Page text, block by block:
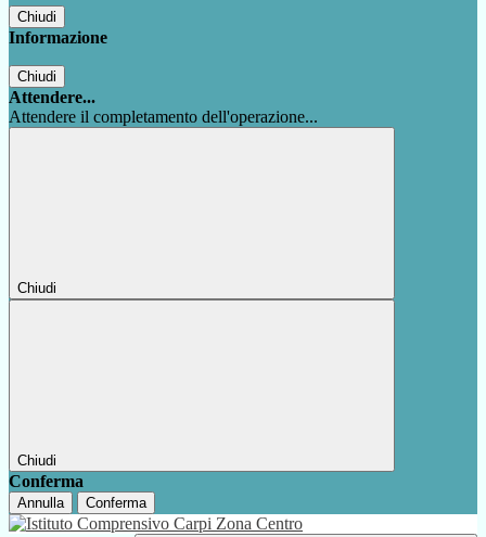
Chiudi
Informazione
Chiudi
Attendere...
Attendere il completamento dell'operazione...
Chiudi
Chiudi
Conferma
Annulla Conferma